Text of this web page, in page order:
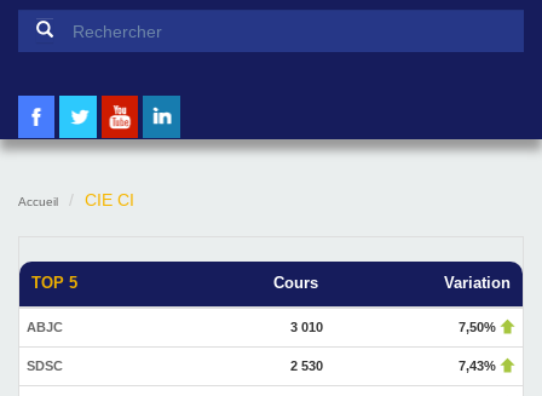
Formulaire de recherche
Accueil CIE CI
TOP 5 Cours Variation
ABJC 3 010 7,50%
SDSC 2 530 7,43%